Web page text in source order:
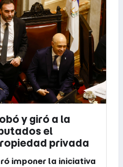
y giró a la
el
privada
imponer la iniciativa